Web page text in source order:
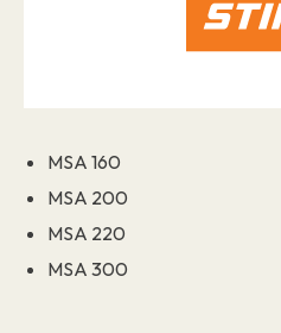
MSA 160
MSA 200
MSA 220
MSA 300